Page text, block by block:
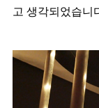
고 생각되었습니